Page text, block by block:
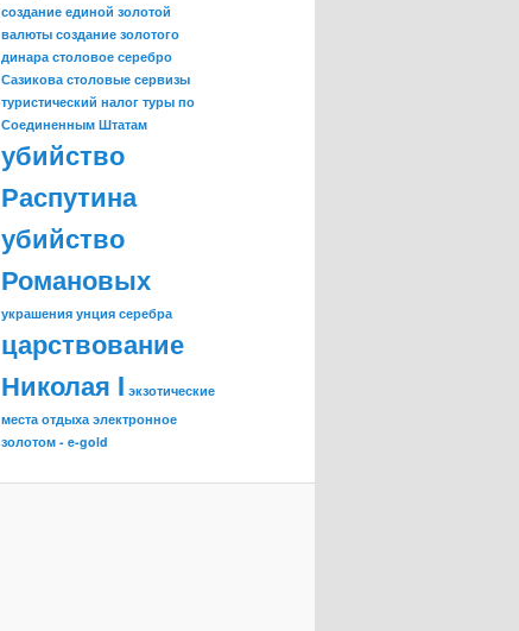
создание единой золотой
валюты создание золотого
динара столовое серебро
Сазикова столовые сервизы
туристический налог туры по
Соединенным Штатам
убийство
Распутина
убийство
Романовых
украшения унция серебра
царствование
Николая I экзотические
места отдыха электронное
золотом - e-gold